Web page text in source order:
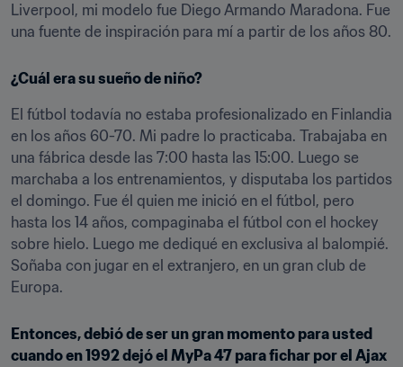
Liverpool, mi modelo fue Diego Armando Maradona. Fue
una fuente de inspiración para mí a partir de los años 80.
¿Cuál era su sueño de niño?
El fútbol todavía no estaba profesionalizado en Finlandia
en los años 60-70. Mi padre lo practicaba. Trabajaba en
una fábrica desde las 7:00 hasta las 15:00. Luego se
marchaba a los entrenamientos, y disputaba los partidos
el domingo. Fue él quien me inició en el fútbol, pero
hasta los 14 años, compaginaba el fútbol con el hockey
sobre hielo. Luego me dediqué en exclusiva al balompié.
Soñaba con jugar en el extranjero, en un gran club de
Europa.
Entonces, debió de ser un gran momento para usted
cuando en 1992 dejó el MyPa 47 para fichar por el Ajax